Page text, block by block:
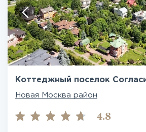
Коттеджный поселок
Новая Москва район
4.8